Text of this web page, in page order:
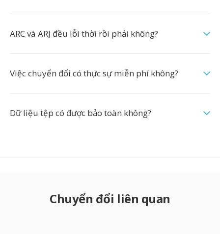
ARC và ARJ đều lỗi thời rồi phải không?
Việc chuyển đổi có thực sự miễn phí không?
Dữ liệu tệp có được bảo toàn không?
Chuyển đổi liên quan